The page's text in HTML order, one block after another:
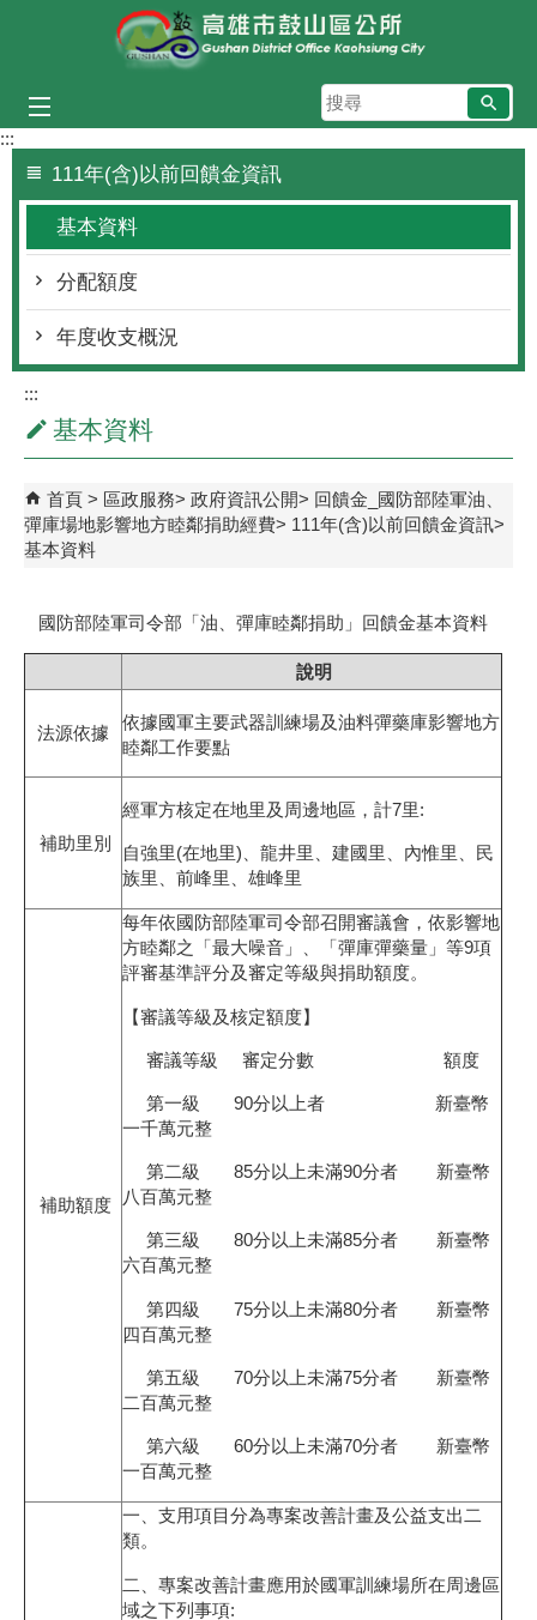
跳到主要內容區塊
搜
尋
:::
111年(含)以前回饋金資訊
基本資料
分配額度
年度收支概況
:::
基本資料
首頁 區政服務 政府資訊公開
回饋金_國防部陸軍油、
彈庫場地影響地方睦鄰捐助經費
111年(含)以前回饋金資訊
基本資料
國防部陸軍司令部「油、彈庫睦鄰捐助」回饋金基本資料
說明
法源依據
依據國軍主要武器訓練場及油料彈藥庫影響地方
睦鄰工作要點
補助里別
經軍方核定在地里及周邊地區，計7里:
自強里(在地里)、龍井里、建國里、內惟里、民
族里、前峰里、雄峰里
補助額度
每年依國防部陸軍司令部召開審議會，依影響地
方睦鄰之「最大噪音」、「彈庫彈藥量」等9項
評審基準評分及審定等級與捐助額度。
【審議等級及核定額度】
審議等級 審定分數 額度
第一級 90分以上者 新臺幣
一千萬元整
第二級 85分以上未滿90分者 新臺幣
八百萬元整
第三級 80分以上未滿85分者 新臺幣
六百萬元整
第四級 75分以上未滿80分者 新臺幣
四百萬元整
第五級 70分以上未滿75分者 新臺幣
二百萬元整
第六級 60分以上未滿70分者 新臺幣
一百萬元整
一、支用項目分為專案改善計畫及公益支出二
類。
二、專案改善計畫應用於國軍訓練場所在周邊區
域之下列事項: